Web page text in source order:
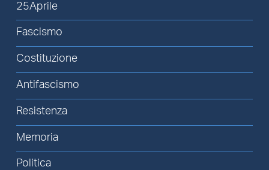
25Aprile
Fascismo
Costituzione
Antifascismo
Resistenza
Memoria
Politica